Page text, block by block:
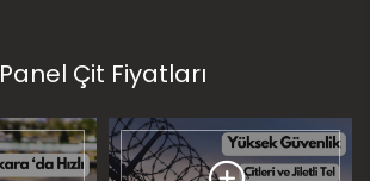
Panel Çit Fiyatları